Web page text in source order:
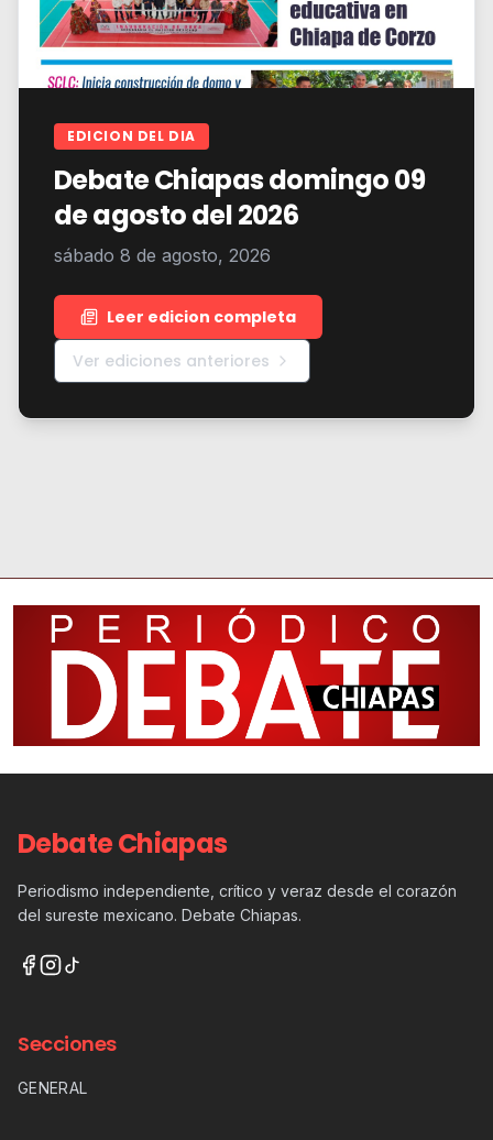
EDICION DEL DIA
Debate Chiapas domingo 09
de agosto del 2026
sábado 8 de agosto, 2026
Leer edicion completa
Ver ediciones anteriores
Debate Chiapas
Periodismo independiente, crítico y veraz desde el corazón
del sureste mexicano. Debate Chiapas.
Secciones
GENERAL